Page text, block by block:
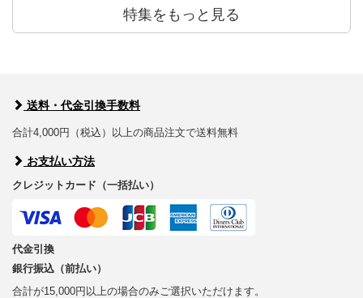
特集をもっと見る
送料・代金引換手数料
合計4,000円（税込）以上の商品注文で送料無料
お支払い方法
クレジットカード（一括払い）
代金引換
銀行振込（前払い）
合計が15,000円以上の場合のみご選択いただけます。